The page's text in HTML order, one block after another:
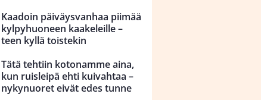
Kaadoin päiväysvanhaa piimää
kylpyhuoneen kaakeleille –
teen kyllä toistekin
Tätä tehtiin kotonamme aina,
kun ruisleipä ehti kuivahtaa –
nykynuoret eivät edes tunne